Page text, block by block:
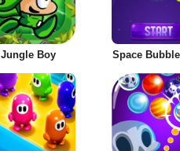
Jungle Boy Space